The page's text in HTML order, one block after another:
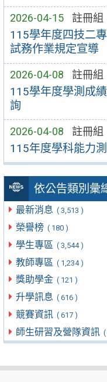
2026-04-15 註冊組
115學年度四技二
試務作業規定宣導
2026-04-08 註冊組
115學年度學測成
詢
2026-04-08 註冊組
115年度學科能力
依公告類別彙
最新消息 ( 3,513 )
榮譽榜 ( 180 )
學生專區 ( 3,544 )
教師專區 ( 1,234 )
獎助學金 ( 121 )
升學訊息 ( 616 )
競賽資訊 ( 617 )
師生研習及營隊資訊